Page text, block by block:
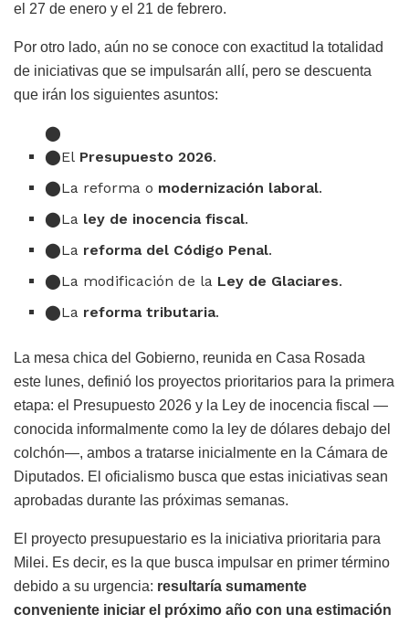
el 27 de enero y el 21 de febrero.
Por otro lado, aún no se conoce con exactitud la totalidad
de iniciativas que se impulsarán allí, pero se descuenta
que irán los siguientes asuntos:
El Presupuesto 2026.
La reforma o modernización laboral.
La ley de inocencia fiscal.
La reforma del Código Penal.
La modificación de la Ley de Glaciares.
La reforma tributaria.
La mesa chica del Gobierno, reunida en Casa Rosada
este lunes, definió los proyectos prioritarios para la primera
etapa: el Presupuesto 2026 y la Ley de inocencia fiscal —
conocida informalmente como la ley de dólares debajo del
colchón—, ambos a tratarse inicialmente en la Cámara de
Diputados. El oficialismo busca que estas iniciativas sean
aprobadas durante las próximas semanas.
El proyecto presupuestario es la iniciativa prioritaria para
Milei. Es decir, es la que busca impulsar en primer término
debido a su urgencia: resultaría sumamente
conveniente iniciar el próximo año con una estimación